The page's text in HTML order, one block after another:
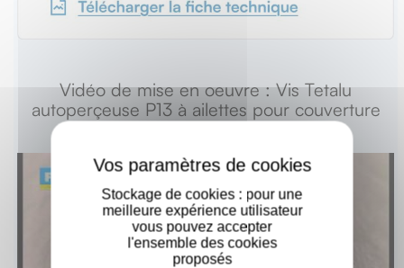
Vidéo de mise en oeuvre : Vis Tetalu
autoperçeuse P13 à ailettes pour couverture
fibres-ciment 177x51 + rondelle
Stockage de cookies : pour une
meilleure expérience utilisateur
vous pouvez accepter
l'ensemble des cookies
proposés